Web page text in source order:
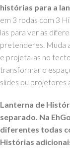
histórias para a
em 3 rodas com 3
las para ver as
pretenderes. Muda
e projeta-as no
transformar o
slides ou projetores
Lanterna de
separado. Na
diferentes todas
Histórias